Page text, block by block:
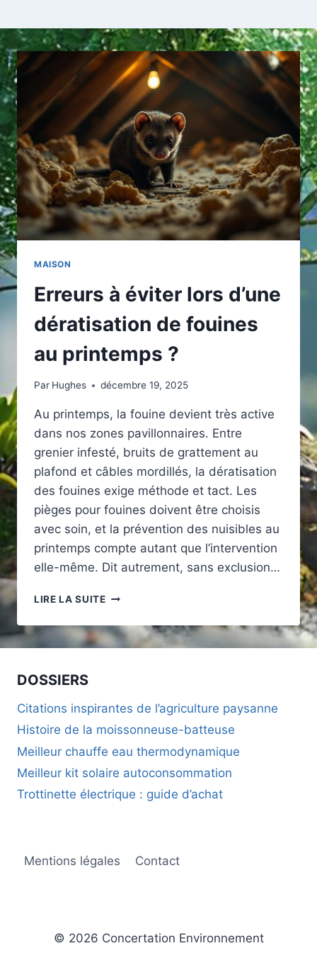
MAISON
Erreurs à éviter lors d’une
dératisation de fouines
au printemps ?
Par Hughes décembre 19, 2025
Au printemps, la fouine devient très active
dans nos zones pavillonnaires. Entre
grenier infesté, bruits de grattement au
plafond et câbles mordillés, la dératisation
des fouines exige méthode et tact. Les
pièges pour fouines doivent être choisis
avec soin, et la prévention des nuisibles au
printemps compte autant que l’intervention
elle-même. Dit autrement, sans exclusion…
LIRE LA SUITEERREURS
ÉVITER
LORS
AU
PRINTEMPS
DOSSIERS
Citations inspirantes de l’agriculture paysanne
Histoire de la moissonneuse-batteuse
Meilleur chauffe eau thermodynamique
Meilleur kit solaire autoconsommation
Trottinette électrique : guide d’achat
Mentions légales Contact
© 2026 Concertation Environnement